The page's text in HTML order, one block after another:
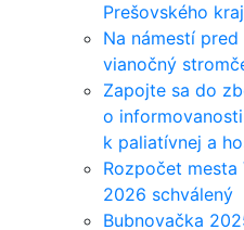
Prešovského
Na námestí
vianočný
Zapojte sa do
o
k paliatívnej a
Rozpočet
2026 schválený
Bubnovačka